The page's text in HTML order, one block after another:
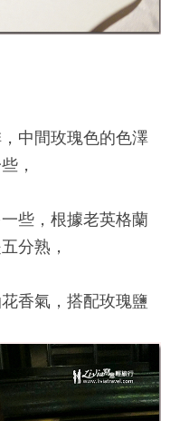
中間玫瑰色的色澤
，
些，根據老英格蘭
分熟，
香氣，搭配玫瑰鹽